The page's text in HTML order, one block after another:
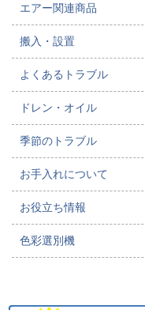
エアー関連商品
搬入・設置
よくあるトラブル
ドレン・オイル
季節のトラブル
お手入れについて
お役立ち情報
色彩選別機